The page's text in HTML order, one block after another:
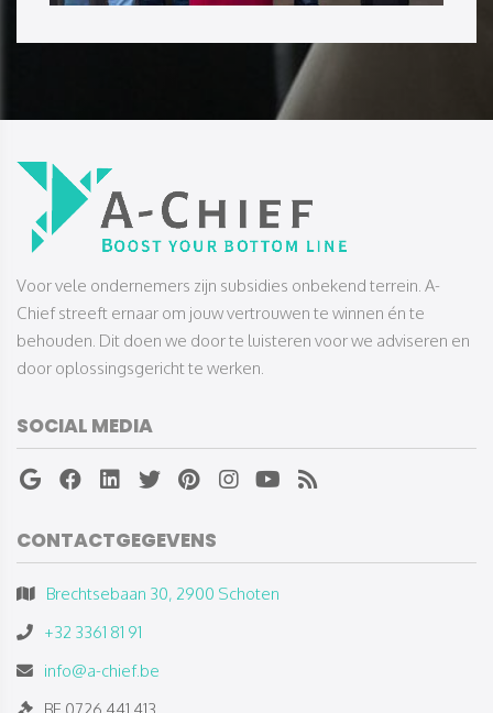
​​​​​​​Voor vele ondernemers zijn subsidies onbekend terrein. A-
Chief streeft ernaar om jouw vertrouwen te winnen én te
behouden. Dit doen we door te luisteren voor we adviseren en
door oplossingsgericht te werken.
SOCIAL MEDIA
CONTACTGEGEVENS
Brechtsebaan 30, 2900 Schoten
+32 3361 81 91
info@a-chief.be